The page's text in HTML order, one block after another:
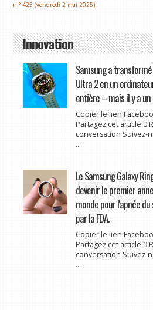
n ° 425 (vendredi 2 mai 2025)
Innovation
Samsung a
Ultra 2 en un
entière – mais il y a
Copier le lien
Partagez cet article 0
conversation Suivez-
...
Le Samsung Galaxy
devenir le premier
monde pour l'apnée
par la FDA.
Copier le lien
Partagez cet article 0
conversation Suivez-
...